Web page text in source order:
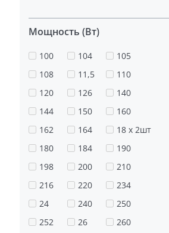
Мощность (Вт)
100 104
105
108
11,5
110
120
126
140
144
150
160
162
164
18 x 2шт
180
184
190
198
200
210
216
220
234
24
240
250
252
26
260